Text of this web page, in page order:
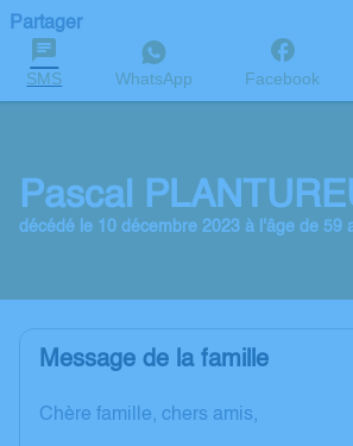
Partager
SMS WhatsApp Facebook
Pascal
décédé le 10 décembre 2023 à l'âge de 59
Message de la famille
Chère famille, chers amis,